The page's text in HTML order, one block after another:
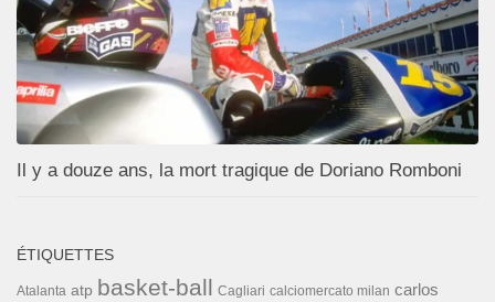
Il y a douze ans, la mort tragique de Doriano Romboni
ÉTIQUETTES
Atalanta atp basket-ball Cagliari calciomercato milan carlos